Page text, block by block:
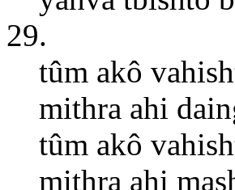
29.
tûm akô
mithra ahi
tûm akô
mithra ahi